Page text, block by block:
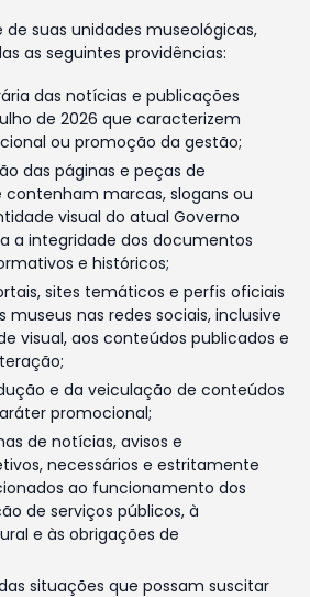
suas unidades museológicas,
as seguintes providências:
das notícias e publicações
de 2026 que caracterizem
ou promoção da gestão;
das páginas e peças de
marcas, slogans ou
visual do atual Governo
a integridade dos documentos
e históricos;
sites temáticos e perfis oficiais
museus nas redes sociais, inclusive
visual, aos conteúdos publicados e
e da veiculação de conteúdos
promocional;
de notícias, avisos e
necessários e estritamente
ao funcionamento dos
de serviços públicos, à
e às obrigações de
situações que possam suscitar